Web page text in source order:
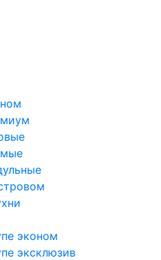
эконом
эксклюзив